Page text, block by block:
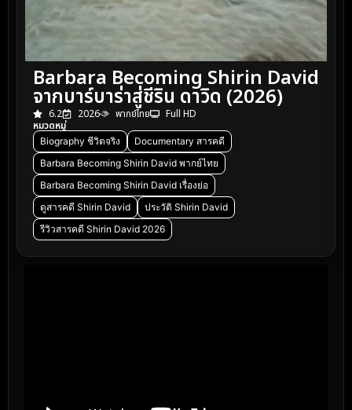
Barbara Becoming Shirin David
จากบาร์บาร่าสู่ชีริน ดาวิด (2026)
6.2 2026 พากย์ไทย
Full HD
หมวดหมู่
Biography ชีวิตจริง
Documentary สารคดี
Barbara Becoming Shirin David พากย์ไทย
Barbara Becoming Shirin David เรื่องย่อ
ดูสารคดี Shirin David
ประวัติ Shirin David
รีวิวสารคดี Shirin David 2026